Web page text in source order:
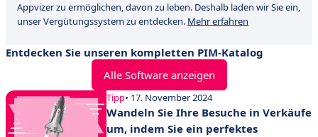
Appvizer zu ermöglichen, davon zu leben. Deshalb laden wir Sie ein,
unser Vergütungssystem zu entdecken. Mehr erfahren
Entdecken Sie unseren kompletten PIM-Katalog
Alle Software anzeigen
Tipp• 17. November 2024
Wandeln Sie Ihre Besuche in Verkäufe
um, indem Sie ein perfektes